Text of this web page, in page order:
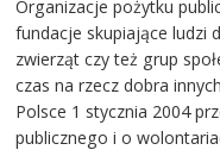
Organizacje pożytku
fundacje skupiające ludzi
zwierząt czy też grup
czas na rzecz dobra
Polsce 1 stycznia 2004
publicznego i o